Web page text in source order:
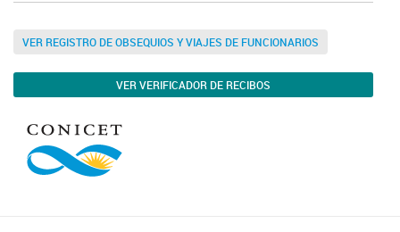
VER REGISTRO DE OBSEQUIOS Y VIAJES DE FUNCIONARIOS
VER VERIFICADOR DE RECIBOS